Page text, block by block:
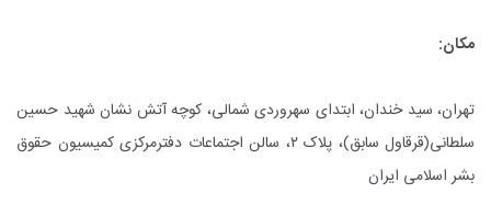
مکان:
تهران، سید خندان، ابتدای سهروردی شمالی، کوچه آتش نشان شهید حسین
سلطانی(قرقاول سابق)، پلاک ۲، سالن اجتماعات دفترمرکزی کمیسیون حقوق
بشر اسلامی ایران